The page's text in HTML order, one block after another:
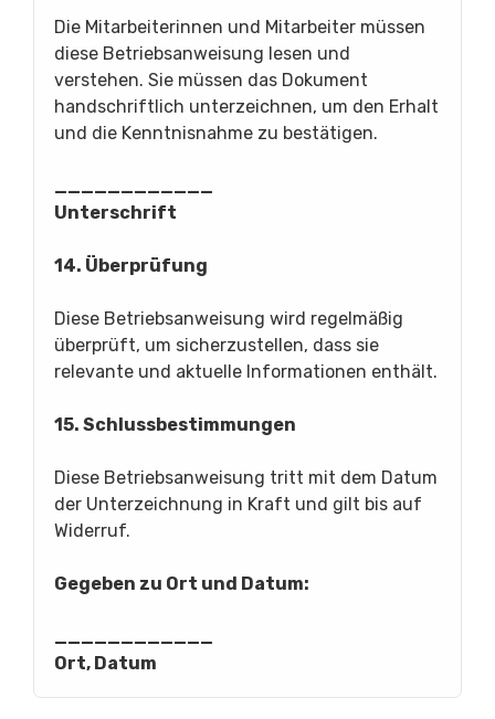
Die Mitarbeiterinnen und Mitarbeiter müssen
diese Betriebsanweisung lesen und
verstehen. Sie müssen das Dokument
handschriftlich unterzeichnen, um den Erhalt
und die Kenntnisnahme zu bestätigen.
Unterschrift
14. Überprüfung
Diese Betriebsanweisung wird regelmäßig
überprüft, um sicherzustellen, dass sie
relevante und aktuelle Informationen enthält.
15. Schlussbestimmungen
Diese Betriebsanweisung tritt mit dem Datum
der Unterzeichnung in Kraft und gilt bis auf
Widerruf.
Gegeben zu Ort und Datum:
Ort, Datum